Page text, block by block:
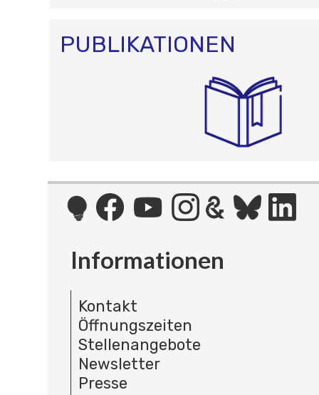
PUBLIKATIONEN
Informationen
Kontakt
Öffnungszeiten
Stellenangebote
Newsletter
Presse